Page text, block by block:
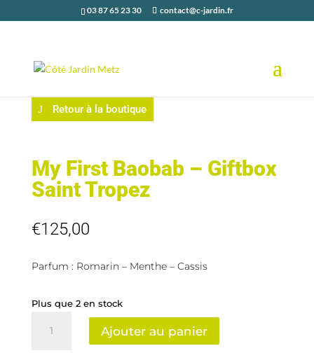
03 87 65 23 30 contact@c-jardin.fr
Retour à la boutique
My First Baobab – Giftbox
Saint Tropez
€125,00
Parfum : Romarin – Menthe – Cassis
Plus que 2 en stock
Ajouter au panier